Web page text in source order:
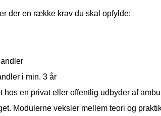
der en række krav du skal opfylde:
i min. 3 år
en privat eller offentlig udbyder af
Modulerne veksler mellem teori og